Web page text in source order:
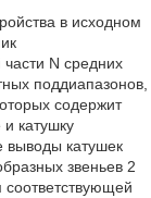
в исходном
N средних
поддиапазонов,
содержит
катушку
выводы катушек
звеньев 2